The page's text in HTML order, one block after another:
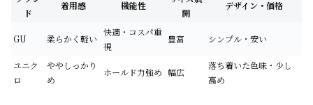
ド
着用感 機能性
開
デザイン・価格
GU 柔らかく軽い
快適・コスパ重
視
豊富 シンプル・安い
ユニク
ロ
ややしっかり
め
ホールド力強め 幅広
落ち着いた色味・少し
高め